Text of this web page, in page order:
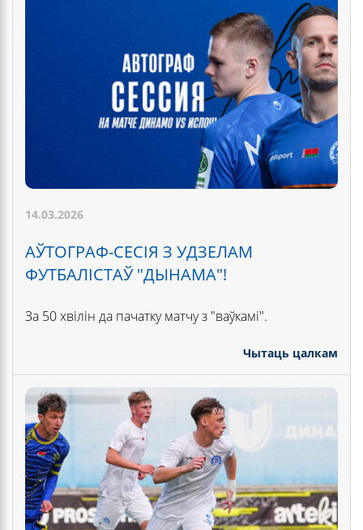
14.03.2026
АЎТОГРАФ-СЕСІЯ З УДЗЕЛАМ
ФУТБАЛІСТАЎ "ДЫНАМА"!
За 50 хвілін да пачатку матчу з "ваўкамі".
Чытаць цалкам